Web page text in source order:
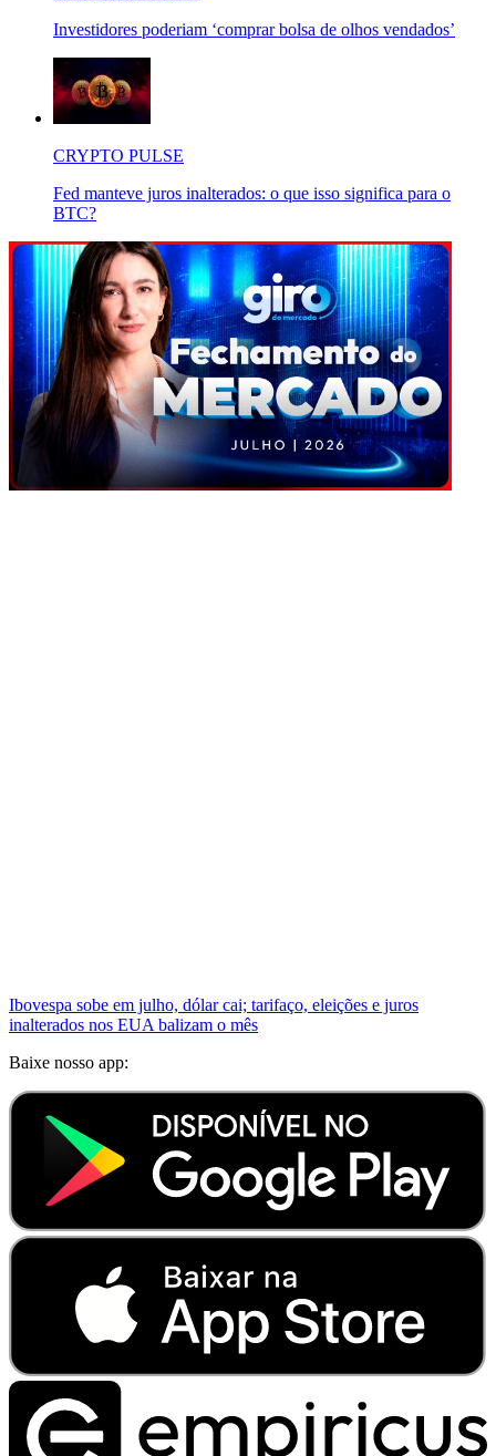
Investidores poderiam ‘comprar bolsa de olhos vendados’
CRYPTO PULSE
Fed manteve juros inalterados: o que isso significa para o
BTC?
Ibovespa sobe em julho, dólar cai; tarifaço, eleições e juros
inalterados nos EUA balizam o mês
Baixe nosso app: